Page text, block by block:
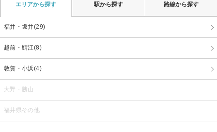
エリアから探す 駅から探す 路線から探す
福井・坂井(29)
越前・鯖江(8)
敦賀・小浜(4)
大野・勝山
福井県その他